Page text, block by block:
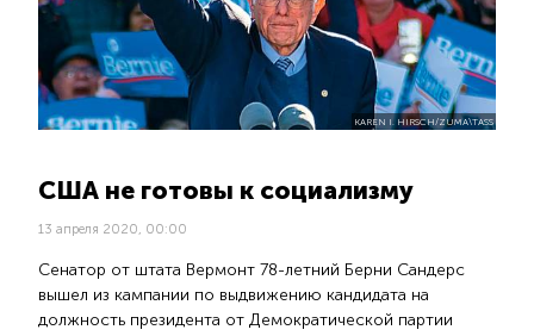
KAREN I. HIRSCH/ZUMA\TASS
США не готовы к социализму
13 апреля 2020, 00:00
Сенатор от штата Вермонт 78-летний Берни Сандерс
вышел из кампании по выдвижению кандидата на
должность президента от Демократической партии